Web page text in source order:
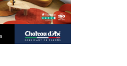
VOTRE CANAPÉ